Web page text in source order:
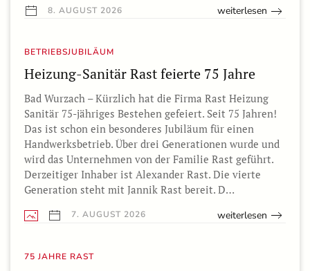
8. AUGUST 2026 weiterlesen
BETRIEBSJUBILÄUM
Heizung-Sanitär Rast feierte 75 Jahre
Bad Wurzach – Kürzlich hat die Firma Rast Heizung
Sanitär 75-jähriges Bestehen gefeiert. Seit 75 Jahren!
Das ist schon ein besonderes Jubiläum für einen
Handwerksbetrieb. Über drei Generationen wurde und
wird das Unternehmen von der Familie Rast geführt.
Derzeitiger Inhaber ist Alexander Rast. Die vierte
Generation steht mit Jannik Rast bereit. D…
7. AUGUST 2026 weiterlesen
75 JAHRE RAST